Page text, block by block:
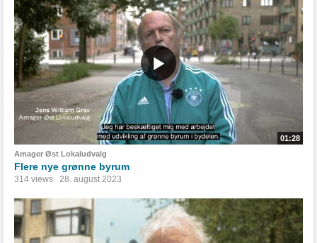
01:28
Amager Øst Lokaludvalg
Flere nye grønne byrum
314 views 28. august 2023